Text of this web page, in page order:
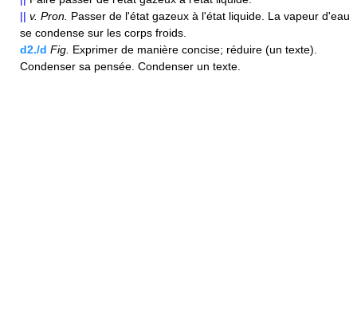
|| v. Pron. Passer de l'état gazeux à l'état liquide. La vapeur d'eau
se condense sur les corps froids.
d2./d Fig. Exprimer de manière concise; réduire (un texte).
Condenser sa pensée. Condenser un texte.